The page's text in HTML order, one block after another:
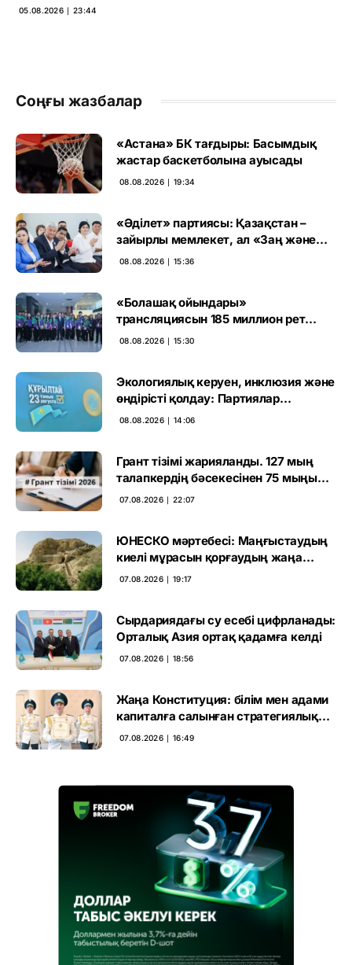
05.08.2026 ∣ 23:44
Соңғы жазбалар
«Астана» БК тағдыры: Басымдық
жастар баскетболына ауысады
08.08.2026 ∣ 19:34
«Әділет» партиясы: Қазақстан –
зайырлы мемлекет, ал «Заң және
тәртіп» қағидаты баршаға міндетті
08.08.2026 ∣ 15:36
«Болашақ ойындары»
трансляциясын 185 миллион рет
көрген
08.08.2026 ∣ 15:30
Экологиялық керуен, инклюзия және
өндірісті қолдау: Партиялар
өңірлерде қандай мәселе көтерді
08.08.2026 ∣ 14:06
Грант тізімі жарияланды. 127 мың
талапкердің бәсекесінен 75 мыңы
өтті
07.08.2026 ∣ 22:07
ЮНЕСКО мәртебесі: Маңғыстаудың
киелі мұрасын қорғаудың жаңа
кезеңі басталды
07.08.2026 ∣ 19:17
Сырдариядағы су есебі цифрланады:
Орталық Азия ортақ қадамға келді
07.08.2026 ∣ 18:56
Жаңа Конституция: білім мен адами
капиталға салынған стратегиялық
негіз
07.08.2026 ∣ 16:49